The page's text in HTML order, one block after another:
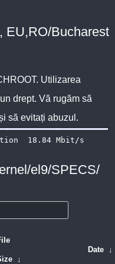
EU,RO/Bucharest
. Utilizarea
drept. Vă rugăm să
să evitați abuzul.
el9/SPECS/
↓
Date ↓